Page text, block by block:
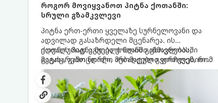
როგორ მოვიყვანოთ პიტნა ქოთანში:
სრული გზამკვლევი
პიტნა ერთ-ერთი ყველაზე სურნელოვანი და
ადვილად გასაზრდელი მცენარეა. ის
იდეალურად ეგუება ქოთანში ცხოვრებას,
მეტიც, გამოცდილი მებაღეები გვირჩევენ, რომ
პიტნა მხოლოდ ქოთანში მოვიყვანოთ, რადგან
ღია გრუნტში (ბაღში) დარგვისას ის ფესვებით
ძალიან სწრაფად ვრცელდება და სხვა
მცენარეებს ავიწროებს.
ქოთნის პიტნა მთელი წლის განმავლობაში
გაგახარებთ ნორჩი, არომატული ფოთლებით
ჩაის, ლიმონათისა თუ კერძებისთვის.